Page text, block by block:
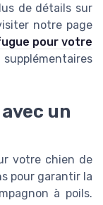
de détails sur
notre page
pour votre
un
votre chien de
pour garantir la
à poils.